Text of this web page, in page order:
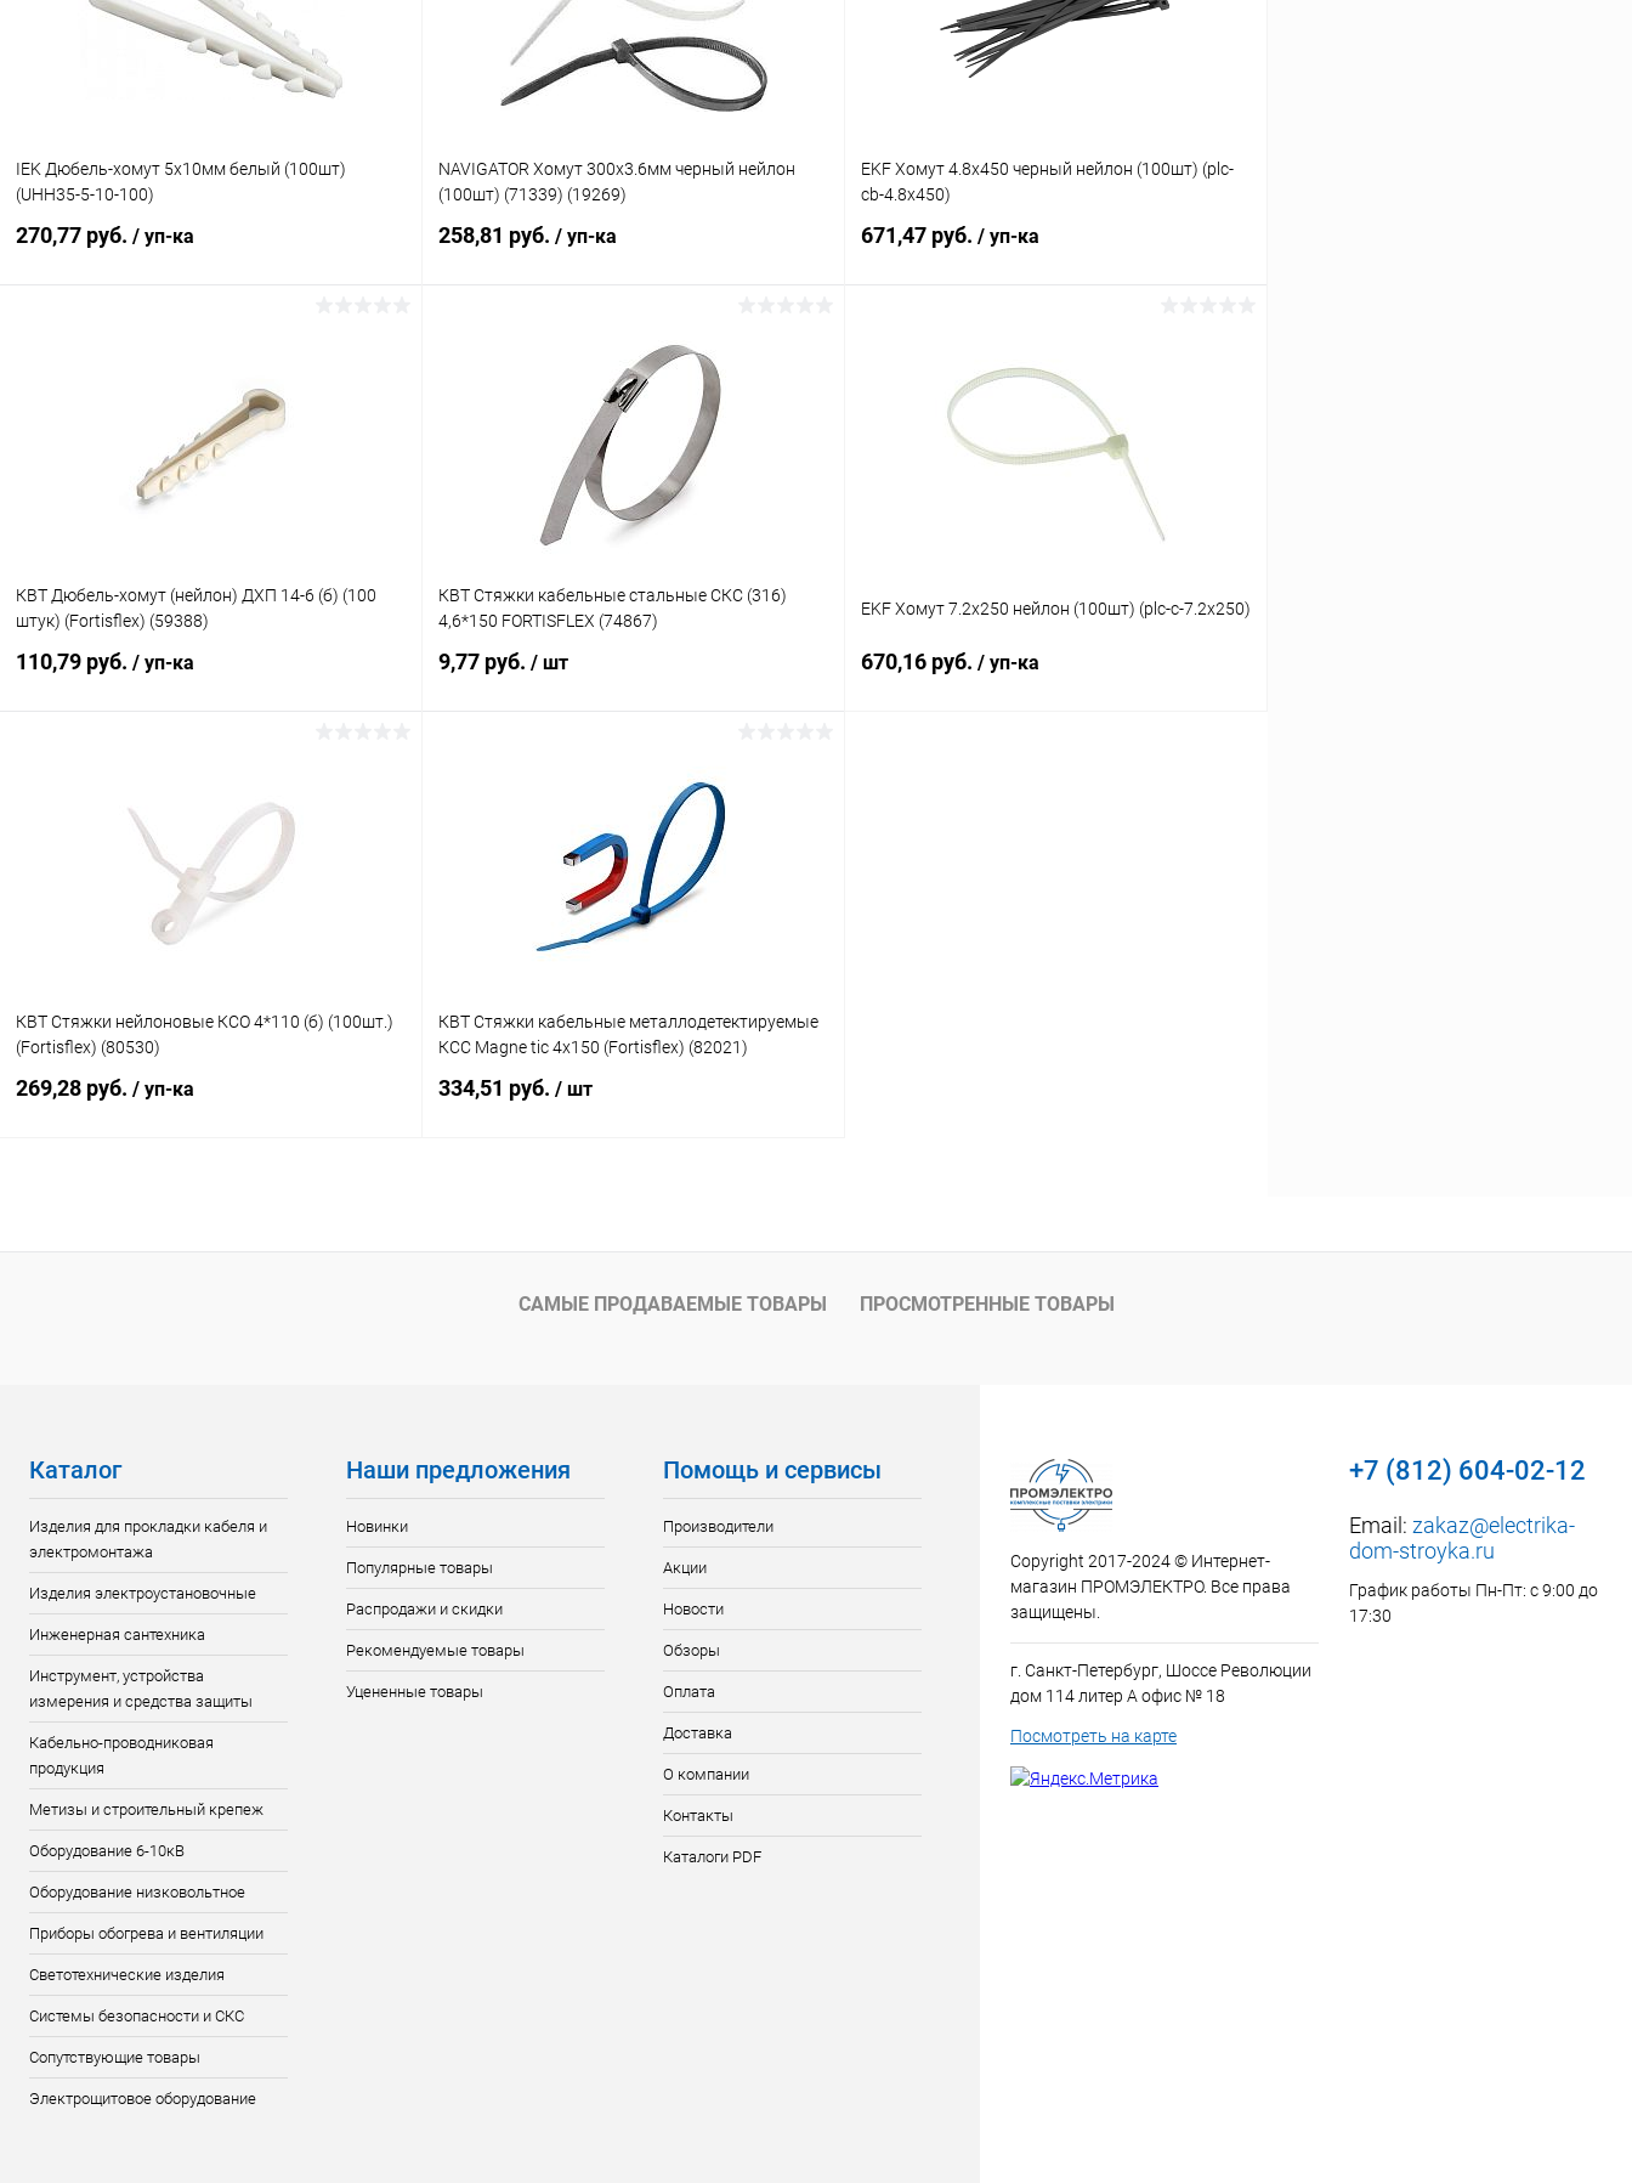
IEK Дюбель-хомут 5х10мм белый (100шт)
(UHH35-5-10-100)
270,77 руб. / уп-ка
К сравнению
В наличии
NAVIGATOR Хомут 300х3.6мм черный нейлон
(100шт) (71339) (19269)
258,81 руб. / уп-ка
К сравнению
В наличии
EKF Хомут 4.8х450 черный нейлон (100шт) (plc-
cb-4.8x450)
671,47 руб. / уп-ка
Купить в 1 клик
В избранное В наличии
КВТ Дюбель-хомут (нейлон) ДХП 14-6 (б) (100
штук) (Fortisflex) (59388)
110,79 руб. / уп-ка
Купить в 1 клик К сравнению
В наличии
КВТ Стяжки кабельные стальные СКС (316)
4,6*150 FORTISFLEX (74867)
9,77 руб. / шт
К сравнению
В наличии
EKF Хомут 7.2х250 нейлон (100шт) (plc-c-7.2x250)
670,16 руб. / уп-ка
КВТ Стяжки нейлоновые КСО 4*110 (б) (100шт.)
(Fortisflex) (80530)
269,28 руб. / уп-ка
Купить в 1 клик К сравнению
КВТ Стяжки кабельные металлодетектируемые
КСС Magne tic 4х150 (Fortisflex) (82021)
334,51 руб. / шт
Купить в 1 клик К сравнению
В избранное В наличии
САМЫЕ ПРОДАВАЕМЫЕ ТОВАРЫ ПРОСМОТРЕННЫЕ ТОВАРЫ
Каталог
Изделия для прокладки кабеля и
электромонтажа
Изделия электроустановочные
Инженерная сантехника
Инструмент, устройства
измерения и средства защиты
Кабельно-проводниковая
продукция
Метизы и строительный крепеж
Оборудование 6-10кВ
Оборудование низковольтное
Приборы обогрева и вентиляции
Светотехнические изделия
Системы безопасности и СКС
Сопутствующие товары
Электрощитовое оборудование
Наши предложения
Новинки
Популярные товары
Распродажи и скидки
Рекомендуемые товары
Уцененные товары
Помощь и сервисы
Производители
Акции
Новости
Обзоры
Оплата
Доставка
О компании
Контакты
Каталоги PDF
Copyright 2017-2024 © Интернет-
магазин ПРОМЭЛЕКТРО. Все права
защищены.
г. Санкт-Петербург, Шоссе Революции
дом 114 литер А офис № 18
Посмотреть на карте
+7 (812) 604-02-12
Email: zakaz@electrika-
dom-stroyka.ru
График работы Пн-Пт: с 9:00 до
17:30